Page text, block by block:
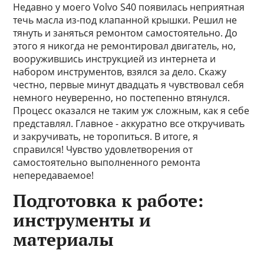
Недавно у моего Volvo S40 появилась неприятная
течь масла из-под клапанной крышки. Решил не
тянуть и заняться ремонтом самостоятельно. До
этого я никогда не ремонтировал двигатель, но,
вооружившись инструкцией из интернета и
набором инструментов, взялся за дело. Скажу
честно, первые минут двадцать я чувствовал себя
немного неуверенно, но постепенно втянулся.
Процесс оказался не таким уж сложным, как я себе
представлял. Главное - аккуратно все откручивать
и закручивать, не торопиться. В итоге, я
справился! Чувство удовлетворения от
самостоятельно выполненного ремонта
непередаваемое!
Подготовка к работе:
инструменты и
материалы